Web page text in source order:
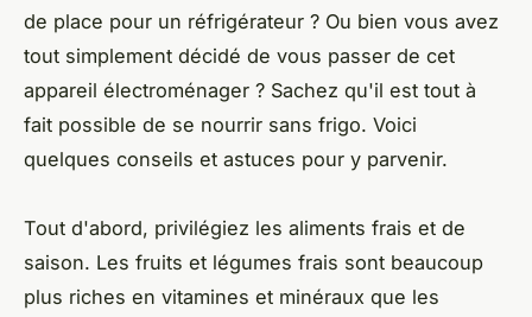
de place pour un réfrigérateur ? Ou bien vous avez
tout simplement décidé de vous passer de cet
appareil électroménager ? Sachez qu'il est tout à
fait possible de se nourrir sans frigo. Voici
quelques conseils et astuces pour y parvenir.
Tout d'abord, privilégiez les aliments frais et de
saison. Les fruits et légumes frais sont beaucoup
plus riches en vitamines et minéraux que les